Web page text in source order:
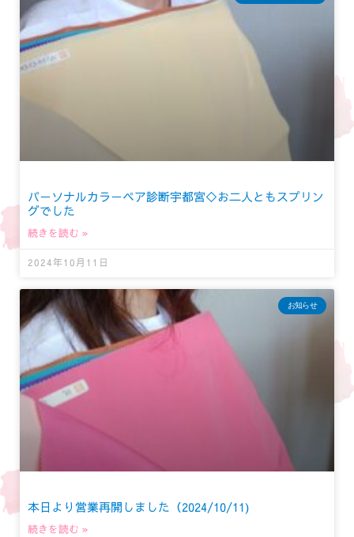
パーソナルカラーペア診断宇都宮◇お二人ともスプリン
グでした
続きを読む »
2024年10月11日
お知らせ
本日より営業再開しました（2024/10/11)
続きを読む »